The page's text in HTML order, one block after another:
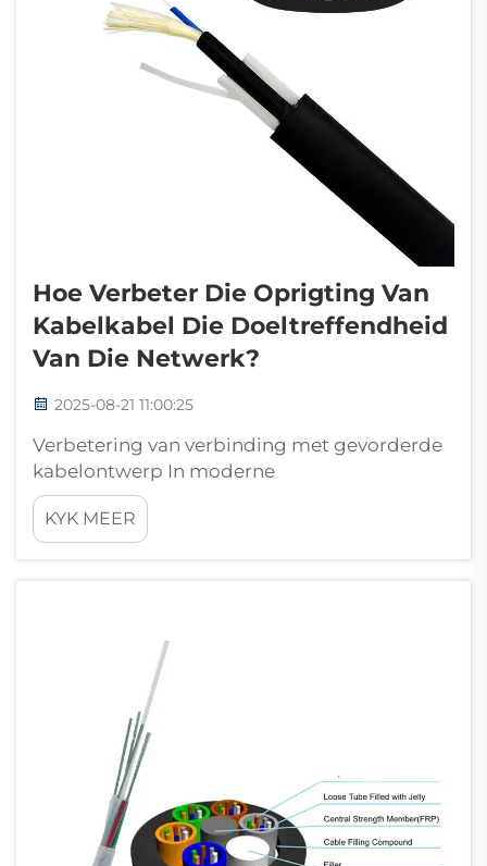
Hoe Verbeter Die Oprigting Van
Kabelkabel Die Doeltreffendheid
Van Die Netwerk?
2025-08-21 11:00:25
Verbetering van verbinding met gevorderde
kabelontwerp In moderne
netwerkinfrastruktuur speel die keuse van
kabelontwerp 'n kritieke rol om 'n gladde en
doeltreffende data-oordrag te verseker. 'n
KYK MEER